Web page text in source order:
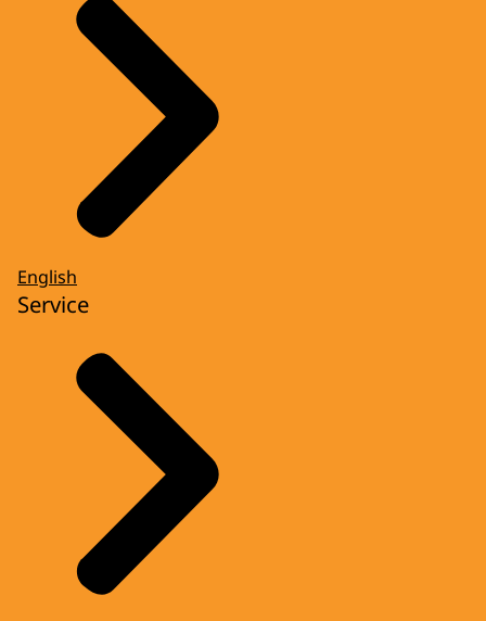
English
Service